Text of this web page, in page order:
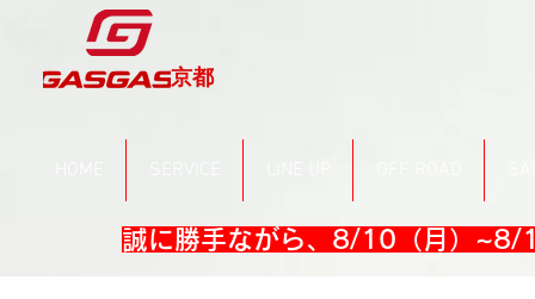
京都
誠に勝手ながら、8/10（月）~8/